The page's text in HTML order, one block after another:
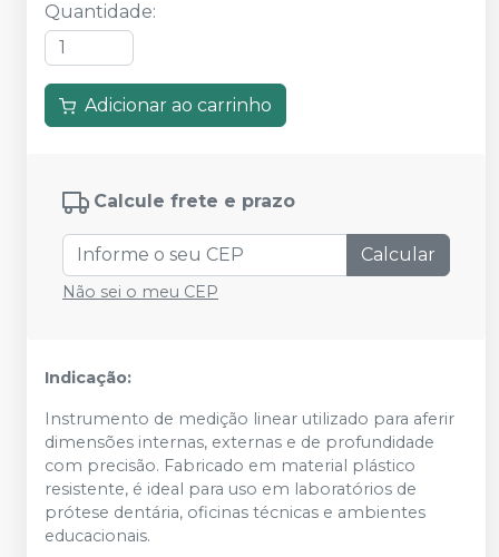
Quantidade:
Adicionar ao carrinho
Calcule frete e prazo
Calcular
Não sei o meu CEP
Indicação:
Instrumento de medição linear utilizado para aferir
dimensões internas, externas e de profundidade
com precisão. Fabricado em material plástico
resistente, é ideal para uso em laboratórios de
prótese dentária, oficinas técnicas e ambientes
educacionais.